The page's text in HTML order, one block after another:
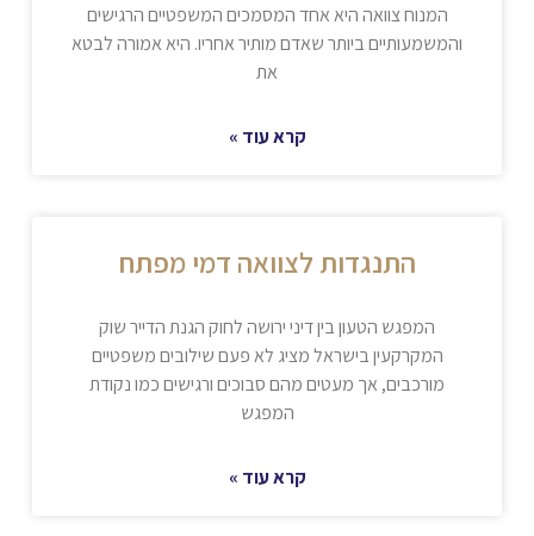
המנוח צוואה היא אחד המסמכים המשפטיים הרגישים
והמשמעותיים ביותר שאדם מותיר אחריו. היא אמורה לבטא
את
קרא עוד »
התנגדות לצוואה דמי מפתח
המפגש הטעון בין דיני ירושה לחוק הגנת הדייר שוק
המקרקעין בישראל מציג לא פעם שילובים משפטיים
מורכבים, אך מעטים מהם סבוכים ורגישים כמו נקודת
המפגש
קרא עוד »